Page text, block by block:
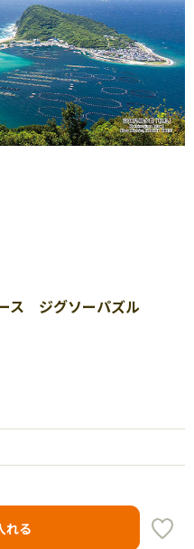
ス ジグソーパズル
れる